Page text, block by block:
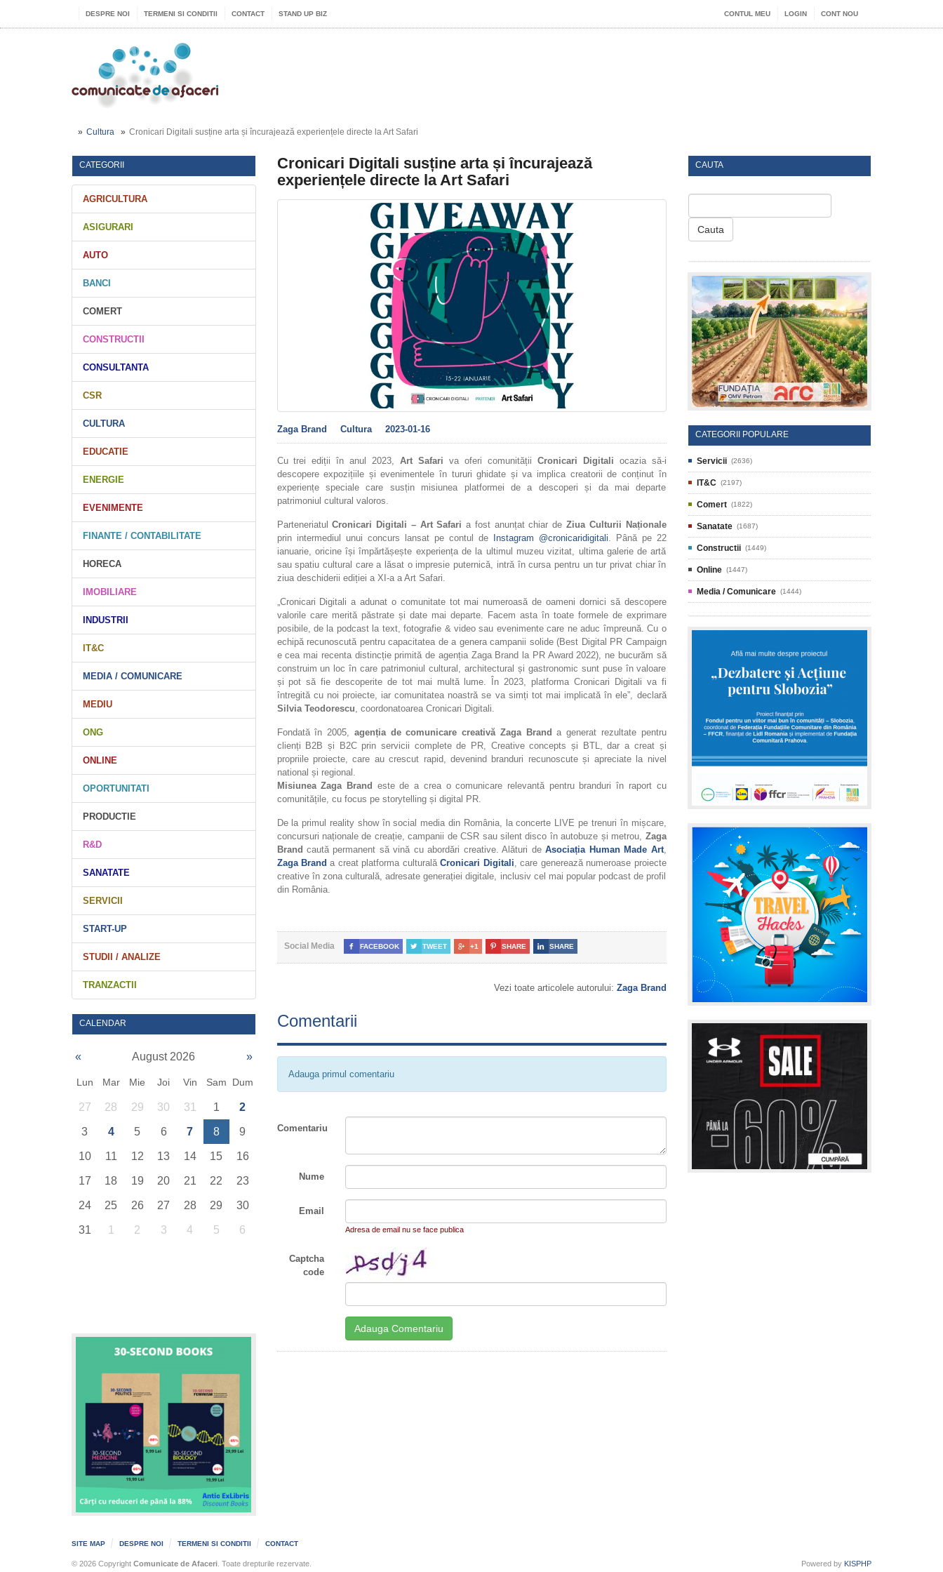
DESPRE NOI TERMENI SI CONDITII CONTACT STAND UP BIZ CONTUL MEU LOGIN CONT NOU
Cultura Cronicari Digitali susține arta și încurajează experiențele directe la Art Safari
CATEGORII
AGRICULTURA
ASIGURARI
AUTO
BANCI
COMERT
CONSTRUCTII
CONSULTANTA
CSR
CULTURA
EDUCATIE
ENERGIE
EVENIMENTE
FINANTE / CONTABILITATE
HORECA
IMOBILIARE
INDUSTRII
IT&C
MEDIA / COMUNICARE
MEDIU
ONG
ONLINE
OPORTUNITATI
PRODUCTIE
R&D
SANATATE
SERVICII
START-UP
STUDII / ANALIZE
TRANZACTII
CALENDAR
« August 2026 »
Lun Mar Mie Joi Vin Sam Dum
27 28 29 30 31 1 2
3 4 5 6 7 8 9
10 11 12 13 14 15 16
17 18 19 20 21 22 23
24 25 26 27 28 29 30
31 1 2 3 4 5 6
Cronicari Digitali susține arta și încurajează
experiențele directe la Art Safari
Zaga Brand Cultura 2023-01-16
Cu trei ediții în anul 2023,Art Safari va oferi comunității Cronicari Digitali ocazia să-i
descopere expozițiile și evenimentele în tururi ghidate și va implica creatorii de conținut în
experiențe speciale care susțin misiunea platformei de a descoperi și da mai departe
patrimoniul cultural valoros.
ParteneriatulCronicari Digitali – Art Safari a fost anunțat chiar de Ziua Culturii Naționale
prin intermediul unui concurs lansat pe contul de Instagram @cronicaridigitali . Până pe 22
ianuarie, oricine își împărtășește experiența de la ultimul muzeu vizitat, ultima galerie de artă
sau spatiu cultural care a lăsat o impresie puternică, intră în cursa pentru un tur privat chiar în
ziua deschiderii ediției a XI-a a Art Safari.
„Cronicari Digitali a adunat o comunitate tot mai numeroasă de oameni dornici să descopere
valorile care merită păstrate și date mai departe. Facem asta în toate formele de exprimare
posibile, de la podcast la text, fotografie & video sau evenimente care ne aduc împreună. Cu o
echipă recunoscută pentru capacitatea de a genera campanii solide (Best Digital PR Campaign
e cea mai recenta distincție primită de agenția Zaga Brand la PR Award 2022), ne bucurăm să
construim un loc în care patrimoniul cultural, architectural și gastronomic sunt puse în valoare
și pot să fie descoperite de tot mai multă lume. În 2023, platforma Cronicari Digitali va fi
întregită cu noi proiecte, iar comunitatea noastră se va simți tot mai implicată în ele”, declară
Silvia Teodorescu , coordonatoarea Cronicari Digitali.
Fondată în 2005, agenția de comunicare creativă Zaga Brand a generat rezultate pentru
clienți B2B și B2C prin servicii complete de PR, Creative concepts și BTL, dar a creat și
propriile proiecte, care au crescut rapid, devenind branduri recunoscute și apreciate la nivel
national și regional.
Misiunea Zaga Brand este de a crea o comunicare relevantă pentru branduri în raport cu
comunitățile, cu focus pe storytelling și digital PR.
De la primul reality show în social media din România, la concerte LIVE pe trenuri în mișcare,
concursuri naționale de creație, campanii de CSR sau silent disco în autobuze și metrou, Zaga
Brand caută permanent să vină cu abordări creative. Alături deAsociația Human Made Art,
Zaga Brand a creat platforma culturalăCronicari Digitali , care generează numeroase proiecte
creative în zona culturală, adresate generației digitale, inclusiv cel mai popular podcast de profil
din România.
Social Media  FACEBOOK  TWEET  +1  SHARE  SHARE
Vezi toate articolele autorului: Zaga Brand
Comentarii
Adauga primul comentariu
Comentariu
Nume
Email
Adresa de email nu se face publica
Captcha
code
CAUTA
Cauta
CATEGORII POPULARE
Servicii (2636)
IT&C (2197)
Comert (1822)
Sanatate (1687)
Constructii (1449)
Online (1447)
Media / Comunicare (1444)
SITE MAP DESPRE NOI TERMENI SI CONDITII CONTACT
© 2026 Copyright Comunicate de Afaceri . Toate drepturile rezervate. Powered by KISPHP